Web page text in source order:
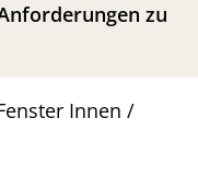
Innen /
zu